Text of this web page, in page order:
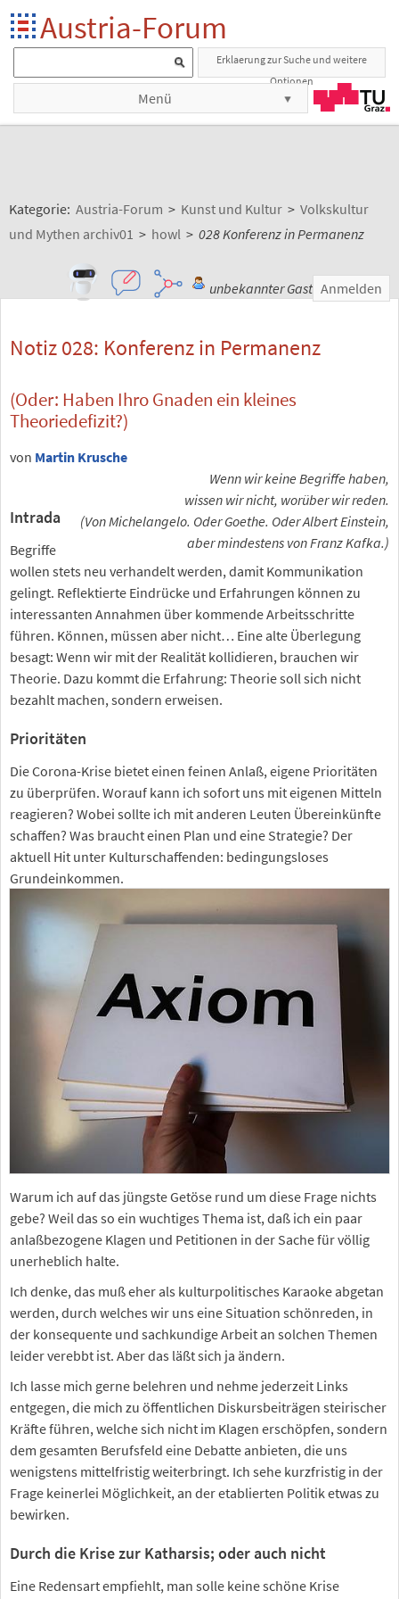
Austria-Forum
Erklaerung zur Suche und weitere
Optionen
Menü
Kategorie: Austria-Forum > Kunst und Kultur > Volkskultur
und Mythen archiv01 > howl > 028 Konferenz in Permanenz
unbekannter Gast Anmelden
Notiz 028: Konferenz in Permanenz
(Oder: Haben Ihro Gnaden ein kleines
Theoriedefizit?)
von Martin Krusche
Wenn wir keine Begriffe haben,
wissen wir nicht, worüber wir reden.
(Von Michelangelo. Oder Goethe. Oder Albert Einstein,
aber mindestens von Franz Kafka.)
Intrada
Begriffe
wollen stets neu verhandelt werden, damit Kommunikation
gelingt. Reflektierte Eindrücke und Erfahrungen können zu
interessanten Annahmen über kommende Arbeitsschritte
führen. Können, müssen aber nicht… Eine alte Überlegung
besagt: Wenn wir mit der Realität kollidieren, brauchen wir
Theorie. Dazu kommt die Erfahrung: Theorie soll sich nicht
bezahlt machen, sondern erweisen.
Prioritäten
Die Corona-Krise bietet einen feinen Anlaß, eigene Prioritäten
zu überprüfen. Worauf kann ich sofort uns mit eigenen Mitteln
reagieren? Wobei sollte ich mit anderen Leuten Übereinkünfte
schaffen? Was braucht einen Plan und eine Strategie? Der
aktuell Hit unter Kulturschaffenden: bedingungsloses
Grundeinkommen.
Warum ich auf das jüngste Getöse rund um diese Frage nichts
gebe? Weil das so ein wuchtiges Thema ist, daß ich ein paar
anlaßbezogene Klagen und Petitionen in der Sache für völlig
unerheblich halte.
Ich denke, das muß eher als kulturpolitisches Karaoke abgetan
werden, durch welches wir uns eine Situation schönreden, in
der konsequente und sachkundige Arbeit an solchen Themen
leider verebbt ist. Aber das läßt sich ja ändern.
Ich lasse mich gerne belehren und nehme jederzeit Links
entgegen, die mich zu öffentlichen Diskursbeiträgen steirischer
Kräfte führen, welche sich nicht im Klagen erschöpfen, sondern
dem gesamten Berufsfeld eine Debatte anbieten, die uns
wenigstens mittelfristig weiterbringt. Ich sehe kurzfristig in der
Frage keinerlei Möglichkeit, an der etablierten Politik etwas zu
bewirken.
Durch die Krise zur Katharsis; oder auch nicht
Eine Redensart empfiehlt, man solle keine schöne Krise